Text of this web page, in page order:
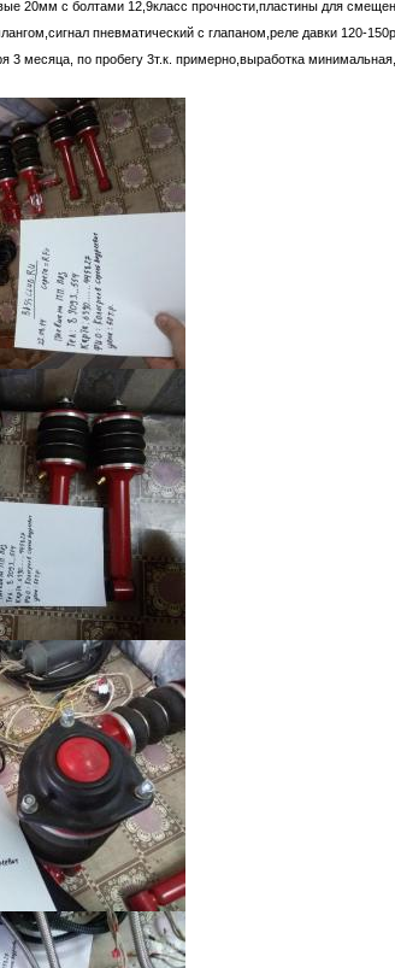
20мм с болтами 12,9класс прочности,пластины для
пневматический с глапаном,реле давки 120-
3 месяца, по пробегу 3т.к. примерно,выработка